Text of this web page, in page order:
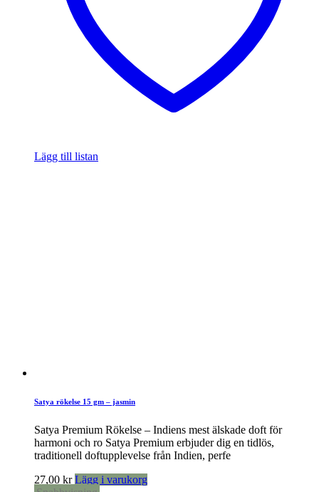
Lägg till listan
Satya rökelse 15 gm – jasmin
Satya Premium Rökelse – Indiens mest älskade doft för
harmoni och ro Satya Premium erbjuder dig en tidlös,
traditionell doftupplevelse från Indien, perfe
27,00 kr Lägg i varukorg